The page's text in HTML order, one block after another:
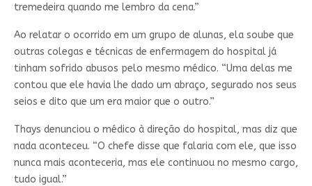
tremedeira quando me lembro da cena.”
Ao relatar o ocorrido em um grupo de alunas, ela soube que
outras colegas e técnicas de enfermagem do hospital já
tinham sofrido abusos pelo mesmo médico. “Uma delas me
contou que ele havia lhe dado um abraço, segurado nos seus
seios e dito que um era maior que o outro.”
Thays denunciou o médico à direção do hospital, mas diz que
nada aconteceu. “O chefe disse que falaria com ele, que isso
nunca mais aconteceria, mas ele continuou no mesmo cargo,
tudo igual.”